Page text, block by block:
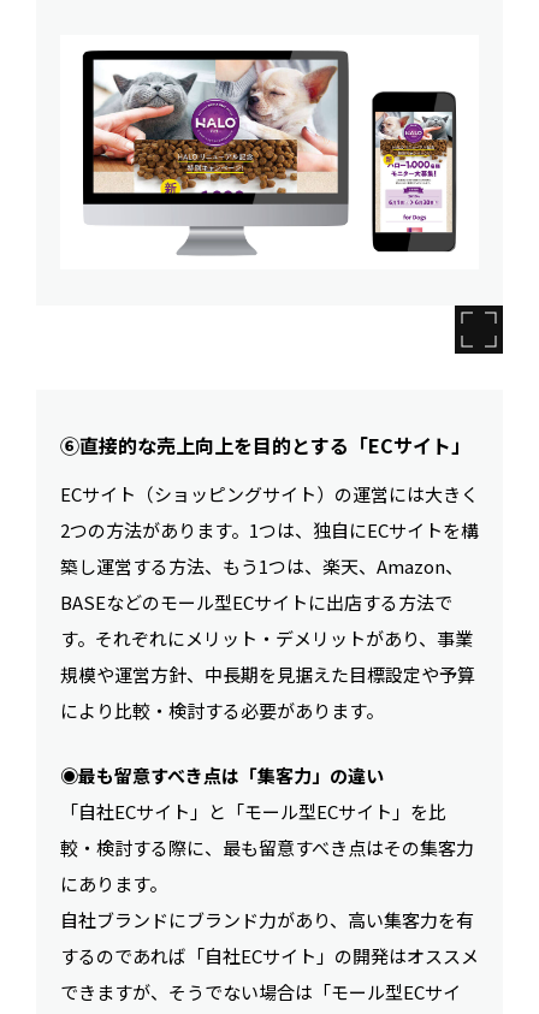
⑥直接的な売上向上を目的とする「ECサイト」
ECサイト（ショッピングサイト）の運営には大きく
2つの方法があります。1つは、独自にECサイトを構
築し運営する方法、もう1つは、楽天、Amazon、
BASEなどのモール型ECサイトに出店する方法で
す。それぞれにメリット・デメリットがあり、事業
規模や運営方針、中長期を見据えた目標設定や予算
により比較・検討する必要があります。
◉最も留意すべき点は「集客力」の違い
「自社ECサイト」と「モール型ECサイト」を比
較・検討する際に、最も留意すべき点はその集客力
にあります。
自社ブランドにブランド力があり、高い集客力を有
するのであれば「自社ECサイト」の開発はオススメ
できますが、そうでない場合は「モール型ECサイ